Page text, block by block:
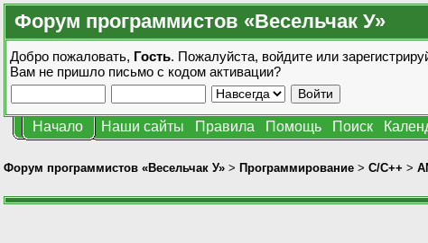
Форум программистов «Весельчак У»
Добро пожаловать, Гость. Пожалуйста, войдите или
Вам не пришло письмо с кодом активации?
Начало Наши сайты Правила Помощь Поиск
Форум программистов «Весельчак У» > Программирование > C/C++ >